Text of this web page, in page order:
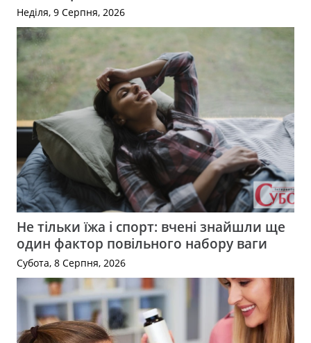
Неділя, 9 Серпня, 2026
Не тільки їжа і спорт: вчені знайшли ще
один фактор повільного набору ваги
Субота, 8 Серпня, 2026